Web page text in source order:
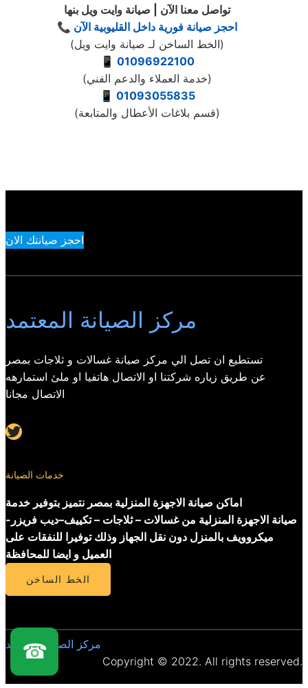
تواصل معنا الآن | صيانة وايت ويل بنها
📞 احجز صيانة فورية داخل القليوبية الآن
(الخط الساخن لـ صيانة وايت ويل)
📱 01096922100
(خدمة العملاء والدعم الفني)
📱 01093055835
(قسم بلاغات الأعطال والمتابعة)
احجز صيانتك الان
مركز الصيانة المعتمد
تستطيع ان تصل الي مركز صيانة غسالات و ثلاجات بمصر
عن طريق زياره شركتنا او الاتصال هاتفيا او ملئ استمارهه
الاتصال مجانا
Twitter
خدمات الصيانة
اماكن صيانة الاجهزة المنزلية بمصر نتميز بتوفير خدمة
صيانة الاجهزة المنزلية من غسالات – ثلاجات – تكييف–ديب فريزر-
ميكروويف بالمنزل دون نقل الجهاز وذلك توفيرا للنفقات على
العميل و ايضا للمحافظة
الخط الساخن
مركز الصيانة المعتمد
Copyright © 2022. All rights reserved.
☎